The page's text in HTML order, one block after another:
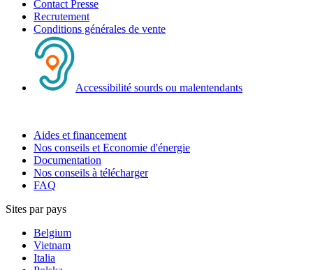
Contact Presse
Recrutement
Conditions générales de vente
Accessibilité sourds ou malentendants
Aides et financement
Nos conseils et Economie d'énergie
Documentation
Nos conseils à télécharger
FAQ
Sites par pays
Belgium
Vietnam
Italia